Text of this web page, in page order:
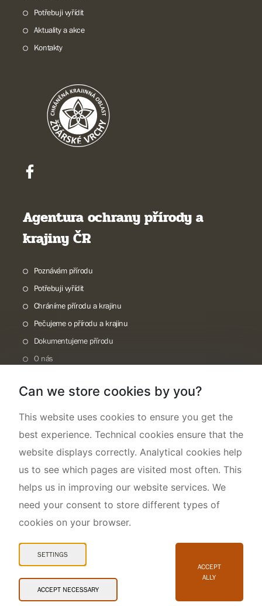
Potřebuji vyřídit
Aktuality a akce
Kontakty
Agentura ochrany přírody a
krajiny ČR
Poznávám přírodu
Potřebuji vyřídit
Chráníme přírodu a krajinu
Pečujeme o přírodu a krajinu
Dokumentujeme přírodu
O nás
Snadné čtení
© 2026 AOPK ČR
Can we store cookies by you?
This website uses cookies to ensure you get the
best experience. Technical cookies ensure that the
website displays correctly. Analytical cookies help
us to see which pages are visited most often. This
helps us in improving our website services. We
need your consent to store different types of
cookies on your browser.
SETTINGS
ACCEPT NECESSARY
ACCEPT
ALLY